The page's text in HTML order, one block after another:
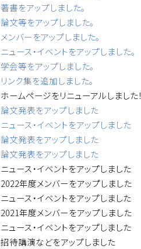
著書をアップしました。
論文等をアップしました。
メンバーをアップしました。
ニュース・イベントをアップしました。
学会等をアップしました。
リンク集を追加しました。
ホームページをリニューアルしました！
論文発表をアップしました
ニュース・イベントをアップしました
論文発表をアップしました
論文発表をアップしました
ニュース・イベントをアップしました
2022年度メンバーをアップしました
ニュース・イベントをアップしました
2021年度メンバーをアップしました
ニュース・イベントをアップしました
招待講演などをアップしました